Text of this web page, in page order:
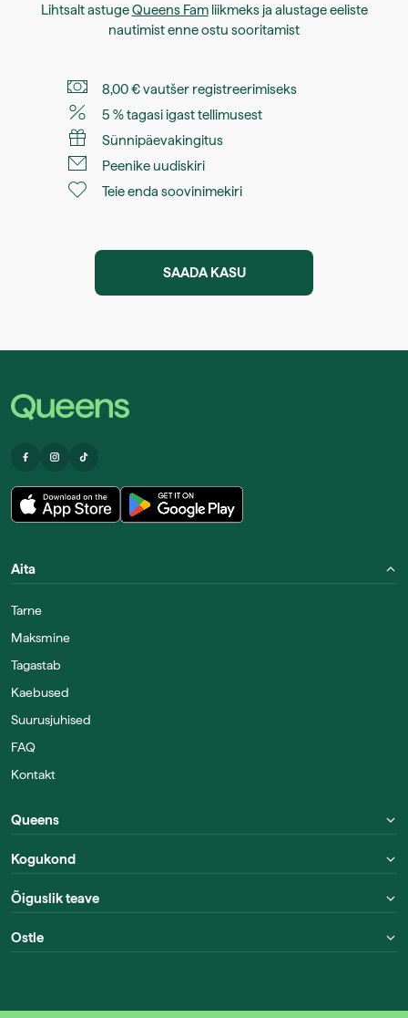
Lihtsalt astugeQueens Famliikmeks ja alustage eeliste
nautimist enne ostu sooritamist
8,00 € vautšer registreerimiseks
5 % tagasi igast tellimusest
Sünnipäevakingitus
Peenike uudiskiri
Teie enda soovinimekiri
SAADA KASU
Aita
Tarne
Maksmine
Tagastab
Kaebused
Suurusjuhised
FAQ
Kontakt
Queens
Kogukond
Õiguslik teave
Ostle